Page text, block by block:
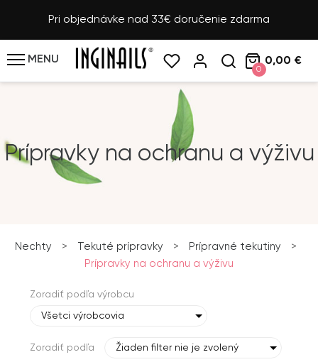
Pri objednávke nad 33€ doručenie zdarma
MENU
0
0,00 €
Prípravky na ochranu a výživu
Nechty > Tekuté prípravky > Prípravné tekutiny
>
Prípravky na ochranu a výživu
Zoradiť podľa výrobcu
Všetci výrobcovia
Zoradiť podľa Žiaden filter nie je zvolený